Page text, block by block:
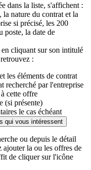
dans la liste, s'affichent :
nature du contrat et la
si précisé, les 200
poste, la date de
cliquant sur son intitulé
:
les éléments de contrat
recherché par l'entreprise
cette offre
(si présente)
le cas échéant
qui vous intéressent
ou depuis le détail
la ou les offres de
de cliquer sur l'icône